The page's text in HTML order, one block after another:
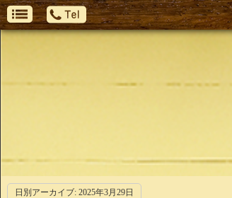
日別アーカイブ: 2025年3月29日